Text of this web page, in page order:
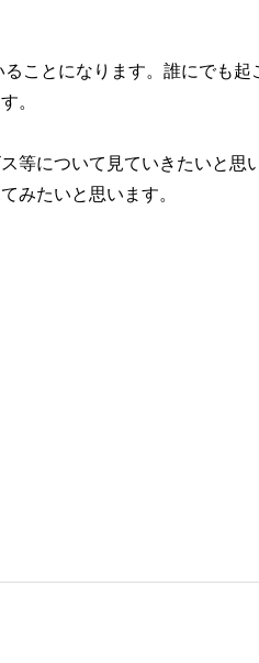
ことになります。誰にでも起
。
等について見ていきたいと思
みたいと思います。